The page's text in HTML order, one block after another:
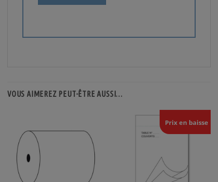
VOUS AIMEREZ PEUT-ÊTRE AUSSI…
Prix en baisse